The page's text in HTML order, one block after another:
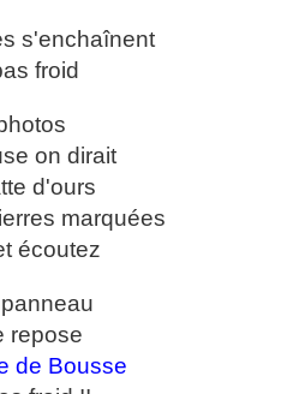
s'enchaînent
froid
on dirait
d'ours
marquées
écoutez
repose
de Bousse